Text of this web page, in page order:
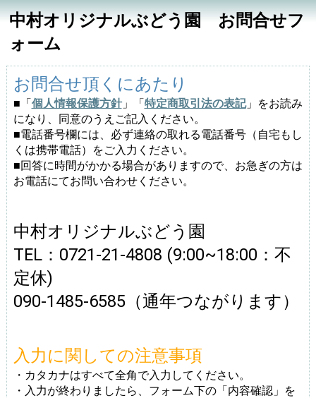
中村オリジナルぶどう園 お問合せフ
ォーム
お問合せ頂くにあたり
■「個人情報保護方針」「特定商取引法の表記」をお読み
になり、同意のうえご記入ください。
■電話番号欄には、必ず連絡の取れる電話番号（自宅もし
くは携帯電話）をご入力ください。
■回答に時間がかかる場合がありますので、お急ぎの方は
お電話にてお問い合わせください。
中村オリジナルぶどう園
TEL：0721-21-4808 (9:00~18:00：不
定休)
090-1485-6585（通年つながります）
入力に関しての注意事項
・カタカナはすべて全角で入力してください。
・入力が終わりましたら、フォーム下の「内容確認」を